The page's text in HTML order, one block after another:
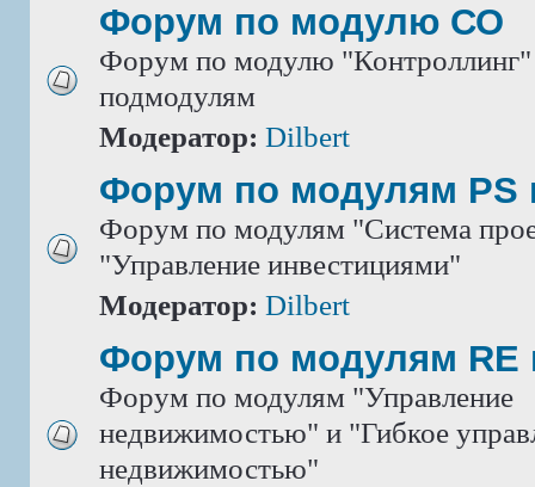
Форум по модулю СО
Форум по модулю "Контроллинг"
подмодулям
Модератор: Dilbert
Форум по модулям PS
Форум по модулям "Система
"Управление инвестициями"
Модератор: Dilbert
Форум по модулям RE
Форум по модулям "Управление
недвижимостью" и "Гибкое
недвижимостью"